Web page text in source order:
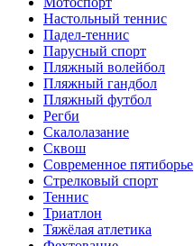
Настольный теннис
Падел-теннис
Парусный спорт
Пляжный волейбол
Пляжный гандбол
Пляжный футбол
Регби
Скалолазание
Сквош
Современное пятиборье
Стрелковый спорт
Теннис
Триатлон
Тяжёлая атлетика